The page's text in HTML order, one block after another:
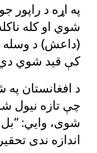
په اړه د راپور
شوي او کله
(داعش) د وسله
کې قید شوي
د افغانستان
چې تازه نیول
شوی، وايي:
اندازه ندی